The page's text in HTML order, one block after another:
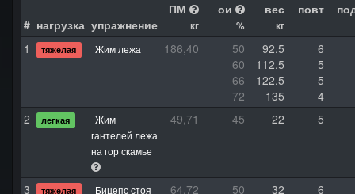
# нагрузка упражнение
ПМ
кг
ои
%
вес
кг
повт
1 тяжелая Жим лежа 186,40 50 92.5
6
60
112.5
5
66
122.5
5
72
135
4
2
легкая
Жим
гантелей лежа
на гор скамье
49,71 45 22 5
3 тяжелая
Бицепс стоя
64,72 50 32
6